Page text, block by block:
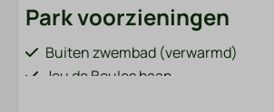
Park voorzieningen
Buiten zwembad (verwarmd)
Jeu de Boules baan